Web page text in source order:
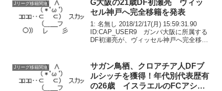
Jリーグ移籍関連
G大阪の21歳DF初瀬亮 ヴィッ
セル神戸へ完全移籍を発表
1: 名無し 2018/12/17(月) 15:59:31.90
ID:CAP_USER9 ガンバ大阪に所属する
DF初瀬亮が、ヴィッセル神戸へ完全移籍
れの21歳。...
Jリーグ移籍関連
サガン鳥栖、クロアチア人DFブ
ルシッチを獲得！年代別代表歴有
の26歳 イスラエルのFCアシュ